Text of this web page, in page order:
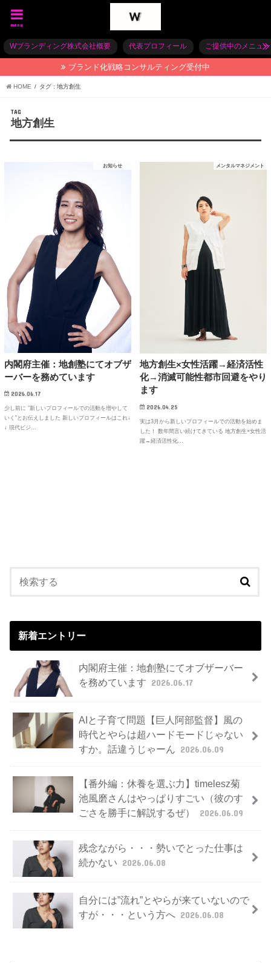
menu
Wブランディング株式会社概要 代表プロフィール ご提供中のメニュー
ブランド化戦略コンサルティング受付中
HOME タグ : 地方創生
TAG
地方創生
お知らせ
内閣府主催：地創塾にてオブザ
ーバーを務めています
2026.06.17
少し前に ”新しいプロフィールでの活動を増やして
いく”とお伝えしました 新しいプロフィールはこれ↓
↓ 現代ビジ…
メンタルマネジメント
地方創生×女性活躍→経済活性
化→消滅可能性都市回避をやり
ます
2026.04.25
実は3月から新しいプロフィールでの活動を始めま
した！ 数年間言い続けてきている 地方創生×女性活
躍→経済活性化…
新着エントリー
内閣府主催：地創塾にてオブザーバー
を務めています 2026.06.17
AIと子育て問題【巨人阿部監督】風の
時代とやらは超ハードモードじゃない
すか。話違うじゃーん
2026.06.09
【番外編：休養を選ぶ力】timelesz菊
池風磨さんはやっぱりすごい（彼のす
ごさを勝手に解説するぜ）
2026.06.09
残念ながら・・・勢いでとった仕事は
続かない 2026.06.08
自分には”流れ”とやらが来ていないので
すが・・・という方へ 2026.06.08